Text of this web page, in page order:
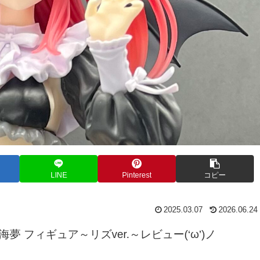
LINE Pinterest コピー
2025.03.07 2026.06.24
フィギュア～リズver.～レビュー(‘ω’)ノ